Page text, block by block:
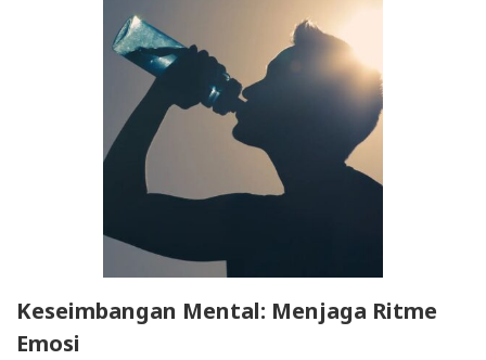
Keseimbangan Mental: Menjaga Ritme
Emosi